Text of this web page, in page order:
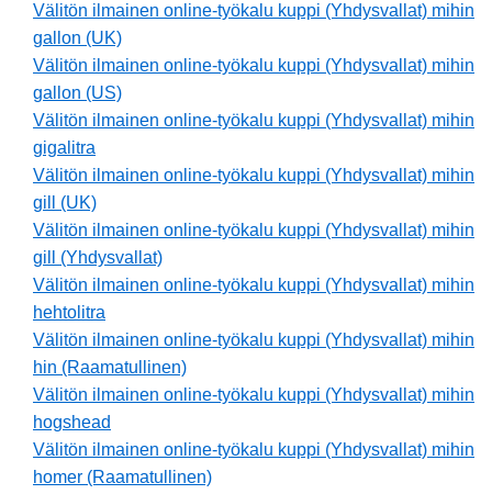
Välitön ilmainen online-työkalu kuppi (Yhdysvallat) mihin
gallon (UK)
Välitön ilmainen online-työkalu kuppi (Yhdysvallat) mihin
gallon (US)
Välitön ilmainen online-työkalu kuppi (Yhdysvallat) mihin
gigalitra
Välitön ilmainen online-työkalu kuppi (Yhdysvallat) mihin
gill (UK)
Välitön ilmainen online-työkalu kuppi (Yhdysvallat) mihin
gill (Yhdysvallat)
Välitön ilmainen online-työkalu kuppi (Yhdysvallat) mihin
hehtolitra
Välitön ilmainen online-työkalu kuppi (Yhdysvallat) mihin
hin (Raamatullinen)
Välitön ilmainen online-työkalu kuppi (Yhdysvallat) mihin
hogshead
Välitön ilmainen online-työkalu kuppi (Yhdysvallat) mihin
homer (Raamatullinen)